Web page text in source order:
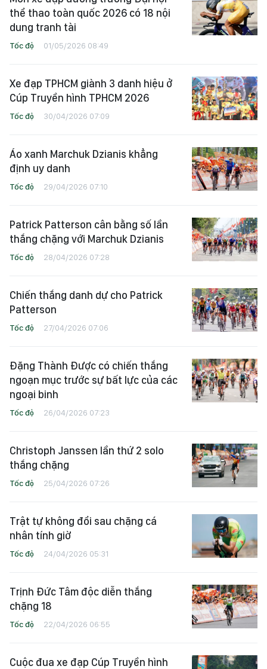
thể thao toàn quốc 2026 có 18 nội
dung tranh tài
Tốc độ 01/05/2026 08:49
Xe đạp TPHCM giành 3 danh hiệu ở
Cúp Truyền hình TPHCM 2026
Tốc độ 30/04/2026 07:09
Áo xanh Marchuk Dzianis khẳng
định uy danh
Tốc độ 29/04/2026 07:10
Patrick Patterson cân bằng số lần
thắng chặng với Marchuk Dzianis
Tốc độ 28/04/2026 07:28
Chiến thắng danh dự cho Patrick
Patterson
Tốc độ 27/04/2026 07:06
Đặng Thành Được có chiến thắng
ngoạn mục trước sự bất lực của các
ngoại binh
Tốc độ 26/04/2026 07:23
Christoph Janssen lần thứ 2 solo
thắng chặng
Tốc độ 25/04/2026 07:26
Trật tự không đổi sau chặng cá
nhân tính giờ
Tốc độ 24/04/2026 05:31
Trịnh Đức Tâm độc diễn thắng
chặng 18
Tốc độ 22/04/2026 06:55
Cuộc đua xe đạp Cúp Truyền hình